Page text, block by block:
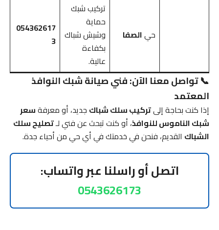
حيالصفا
تركيب شبك
حماية
وشيش شباك
بكفاءة
عالية.
054362617
3
📞 تواصل معنا الآن: فني صيانة شبك النوافذ
المعتمد
إذا كنت بحاجة إلىتركيب سلك شباك جديد، أو معرفةسعر
شبك الناموس للنوافذ، أو كنت تبحث عن فني لـتصليح سلك
الشباك القديم، فنحن في خدمتك في أي حي من أحياء جدة.
اتصل أو راسلنا عبر واتساب:
0543626173